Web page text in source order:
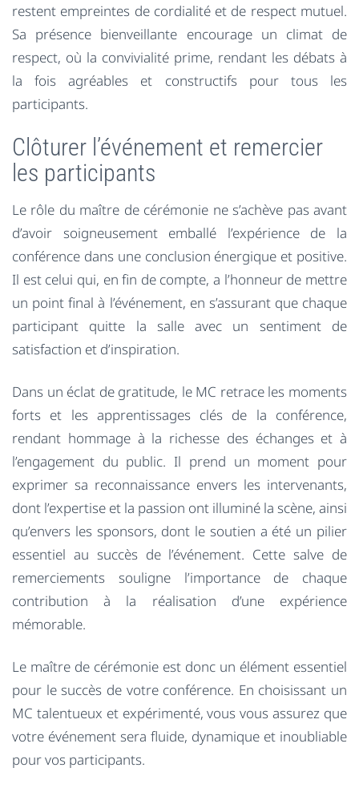
restent empreintes de cordialité et de respect mutuel.
Sa présence bienveillante encourage un climat de
respect, où la convivialité prime, rendant les débats à
la fois agréables et constructifs pour tous les
participants.
Clôturer l’événement et remercier
les participants
Le rôle du maître de cérémonie ne s’achève pas avant
d’avoir soigneusement emballé l’expérience de la
conférence dans une conclusion énergique et positive.
Il est celui qui, en fin de compte, a l’honneur de mettre
un point final à l’événement, en s’assurant que chaque
participant quitte la salle avec un sentiment de
satisfaction et d’inspiration.
Dans un éclat de gratitude, le MC retrace les moments
forts et les apprentissages clés de la conférence,
rendant hommage à la richesse des échanges et à
l’engagement du public. Il prend un moment pour
exprimer sa reconnaissance envers les intervenants,
dont l’expertise et la passion ont illuminé la scène, ainsi
qu’envers les sponsors, dont le soutien a été un pilier
essentiel au succès de l’événement. Cette salve de
remerciements souligne l’importance de chaque
contribution à la réalisation d’une expérience
mémorable.
Le maître de cérémonie est donc un élément essentiel
pour le succès de votre conférence. En choisissant un
MC talentueux et expérimenté, vous vous assurez que
votre événement sera fluide, dynamique et inoubliable
pour vos participants.